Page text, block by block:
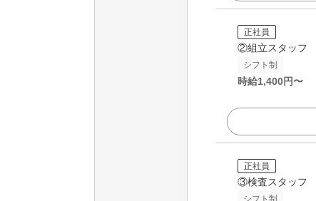
正社員
②組立スタッフ
シフト制
時給1,400円〜
正社員
③検査スタッフ
シフト制